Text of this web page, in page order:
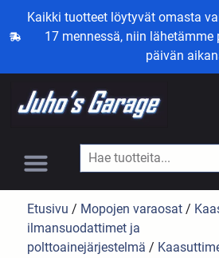
Kaikki tuotteet löytyvät omasta
17 mennessä, niin lähetämme
päivän
Etusivu / Mopojen varaosat /
ilmansuodattimet ja
polttoainejärjestelmä /